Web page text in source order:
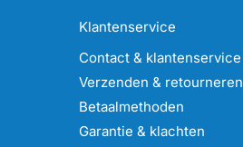
Klantenservice
Contact & klantenservice
Verzenden & retourneren
Betaalmethoden
Garantie & klachten